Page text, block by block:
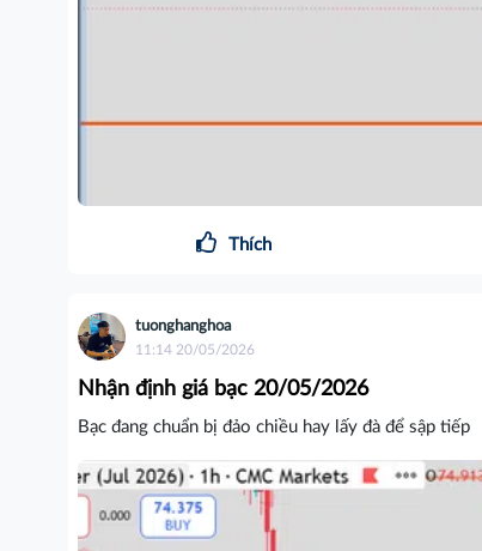
Thích
tuonghanghoa
11:14 20/05/2026
Nhận định giá bạc 20/05/2026
Bạc đang chuẩn bị đảo chiều hay lấy đà để sập tiếp